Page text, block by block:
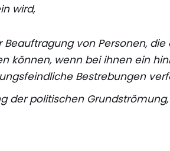
wird,
von Personen,
können, wenn bei ihnen ein
Bestrebungen
der politischen